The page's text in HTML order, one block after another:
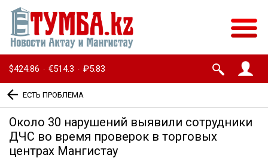
$424.86 · €514.3 · ₽5.83
ЕСТЬ ПРОБЛЕМА
Около 30 нарушений выявили сотрудники
ДЧС во время проверок в торговых
центрах Мангистау